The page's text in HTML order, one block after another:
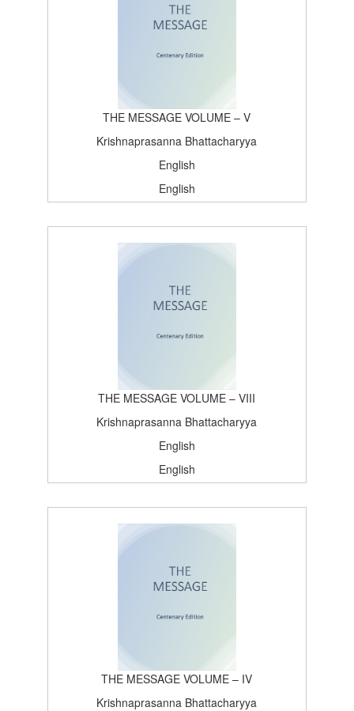
1950-02-13T15:26:37Z
BOOK
5
THE MESSAGE VOLUME – V
Krishnaprasanna Bhattacharyya
English
English
1965-02-01T15:26:37Z
BOOK_TOPICS
100
THE MESSAGE VOLUME – VIII
Krishnaprasanna Bhattacharyya
English
English
1965-06-11T15:26:37Z
BOOK_TOPICS
100
THE MESSAGE VOLUME – IV
Krishnaprasanna Bhattacharyya